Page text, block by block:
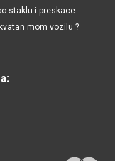
staklu i preskace...
mom vozilu ?